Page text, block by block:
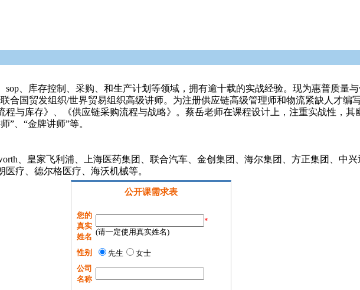
、库存控制、采购、和生产计划等领域，拥有逾十载的实战经验。现为惠普质量
合国贸发组织/世界贸易组织高级讲师。为注册供应链高级管理师和物流紧缺人才编
与库存》、《供应链采购流程与战略》。蔡岳老师在课程设计上，注重实战性，
”、“金牌讲师”等。
、皇家飞利浦、上海医药集团、联合汽车、金创集团、海尔集团、方正集团、中
疗、德尔格医疗、海沃机械等。
公开课需求表
您的
真实
姓名
*
(请一定使用真实姓名)
性别 先生
女士
公司
名称